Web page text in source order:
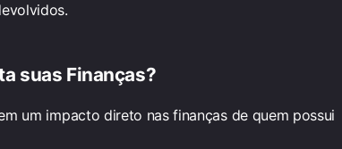
suas Finanças?
um impacto direto nas finanças de quem possui